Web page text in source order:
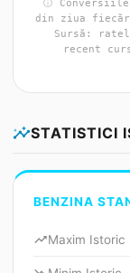
info
din ziua
Sursă:
recent
insightsSTATISTICI
BENZINA
trending_upMaxim Istoric